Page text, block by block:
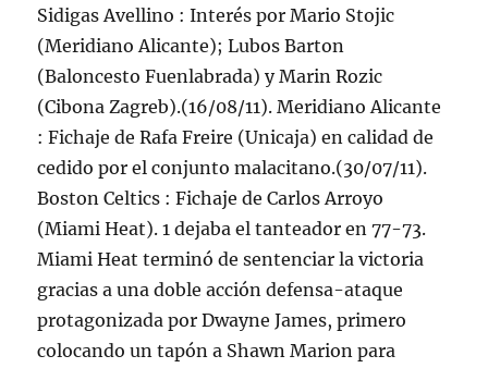
Sidigas Avellino : Interés por Mario Stojic
(Meridiano Alicante); Lubos Barton
(Baloncesto Fuenlabrada) y Marin Rozic
(Cibona Zagreb).(16/08/11). Meridiano Alicante
: Fichaje de Rafa Freire (Unicaja) en calidad de
cedido por el conjunto malacitano.(30/07/11).
Boston Celtics : Fichaje de Carlos Arroyo
(Miami Heat). 1 dejaba el tanteador en 77-73.
Miami Heat terminó de sentenciar la victoria
gracias a una doble acción defensa-ataque
protagonizada por Dwayne James, primero
colocando un tapón a Shawn Marion para